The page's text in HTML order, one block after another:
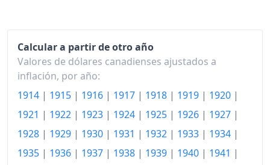
1951
152.91
1952
156.88
1953
1954
156.33
1956
158.73
Calcular a partir de otro año
Valores de dólares canadienses ajustados a
inflación, por año:
1914 | 1915 | 1916 | 1917 | 1918 | 1919 | 1920 |
1921 | 1922 | 1923 | 1924 | 1925 | 1926 | 1927 |
1928 | 1929 | 1930 | 1931 | 1932 | 1933 | 1934 |
1935 | 1936 | 1937 | 1938 | 1939 | 1940 | 1941 |